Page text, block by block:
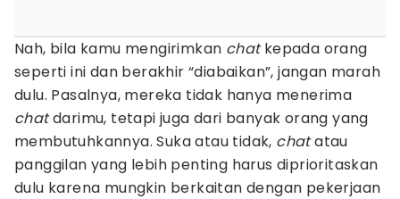
Nah, bila kamu mengirimkan chatkepada orang
seperti ini dan berakhir “diabaikan”, jangan marah
dulu. Pasalnya, mereka tidak hanya menerima
chatdarimu, tetapi juga dari banyak orang yang
membutuhkannya. Suka atau tidak, chatatau
panggilan yang lebih penting harus diprioritaskan
dulu karena mungkin berkaitan dengan pekerjaan